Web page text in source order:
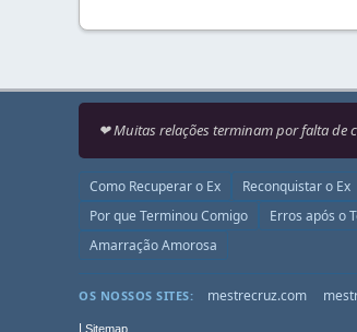
❤ Muitas relações terminam por falta de
Como Recuperar o Ex Reconquistar o Ex
Por que Terminou Comigo
Erros após o
Amarração Amorosa
OS NOSSOS SITES: mestrecruz.com
Sitemap